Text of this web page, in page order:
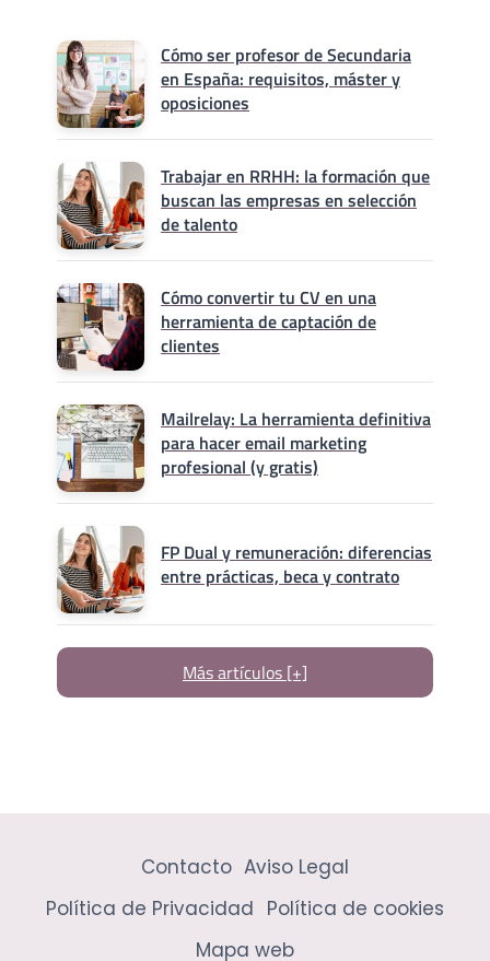
Cómo ser profesor de Secundaria
en España: requisitos, máster y
oposiciones
Trabajar en RRHH: la formación que
buscan las empresas en selección
de talento
Cómo convertir tu CV en una
herramienta de captación de
clientes
Mailrelay: La herramienta definitiva
para hacer email marketing
profesional (y gratis)
FP Dual y remuneración: diferencias
entre prácticas, beca y contrato
Más artículos [+]
Contacto Aviso Legal
Política de Privacidad Política de cookies
Mapa web